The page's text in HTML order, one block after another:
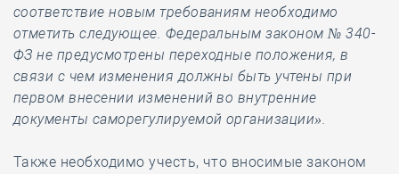
соответствие новым требованиям необходимо
отметить следующее. Федеральным законом № 340-
ФЗ не предусмотрены переходные положения, в
связи с чем изменения должны быть учтены при
первом внесении изменений во внутренние
документы саморегулируемой организации».
Также необходимо учесть, что вносимые законом